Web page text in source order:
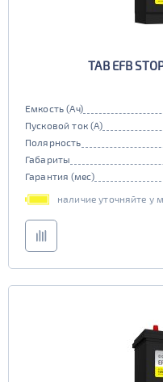
TAB EFB
Емкость (Ач)
Пусковой ток (А)
Полярность
Габариты
Гарантия (мес)
наличие уточняйте у